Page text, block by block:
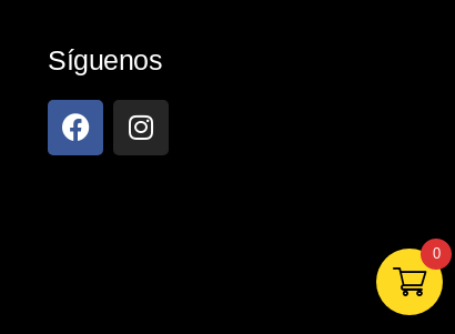
Síguenos
0